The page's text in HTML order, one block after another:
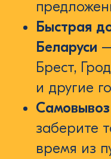
Быстрая
Беларуси
Брест,
и другие
заберите
время из